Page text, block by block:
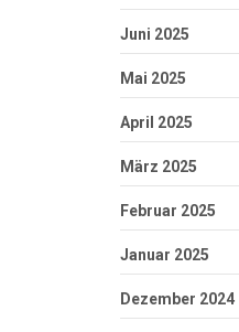
Juni 2025
Mai 2025
April 2025
März 2025
Februar 2025
Januar 2025
Dezember 2024